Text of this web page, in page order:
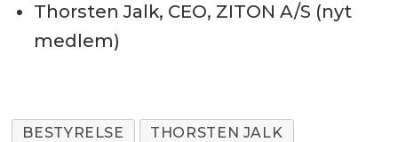
Thorsten Jalk, CEO, ZITON A/S (nyt
medlem)
BESTYRELSE
THORSTEN JALK